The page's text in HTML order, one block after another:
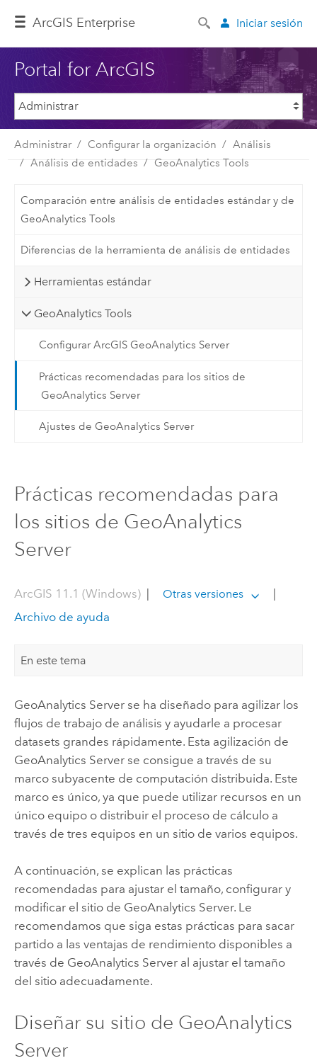
ArcGIS Enterprise Iniciar sesión
Portal for ArcGIS
Administrar Configurar la organización
Análisis
Análisis de entidades
GeoAnalytics Tools
Comparación entre análisis de entidades estándar y de
GeoAnalytics Tools
Diferencias de la herramienta de análisis de entidades
Herramientas estándar
GeoAnalytics Tools
Configurar ArcGIS GeoAnalytics Server
Prácticas recomendadas para los sitios de
GeoAnalytics Server
Ajustes de GeoAnalytics Server
Prácticas recomendadas para
los sitios de GeoAnalytics
Server
ArcGIS 11.1 (Windows)| Otras versiones
Archivo de ayuda
En este tema
GeoAnalytics Serverse ha diseñado para agilizar los
flujos de trabajo de análisis y ayudarle a procesar
datasets grandes rápidamente. Esta agilización de
GeoAnalytics Serverse consigue a través de su
marco subyacente de computación distribuida. Este
marco es único, ya que puede utilizar recursos en un
único equipo o distribuir el proceso de cálculo a
través de tres equipos en un sitio de varios equipos.
A continuación, se explican las prácticas
recomendadas para ajustar el tamaño, configurar y
modificar el sitio de GeoAnalytics Server. Le
recomendamos que siga estas prácticas para sacar
partido a las ventajas de rendimiento disponibles a
través de GeoAnalytics Serveral ajustar el tamaño
del sitio adecuadamente.
Diseñar su sitio de GeoAnalytics
Server